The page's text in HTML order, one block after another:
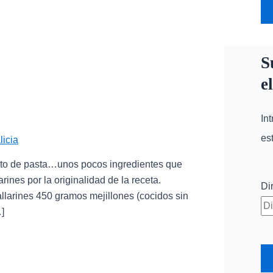
de pasta…unos pocos ingredientes que
por la originalidad de la receta.
450 gramos mejillones (cocidos sin